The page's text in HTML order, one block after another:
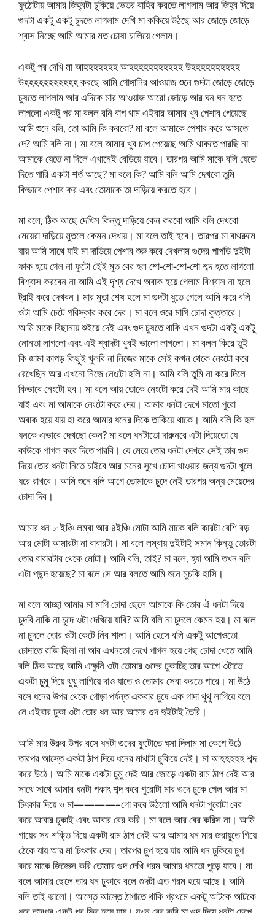
ফুঠোটায় আমার জিহ্বটা ঢুকিয়ে ভেতর বাহির করতে লাগলাম আর জিহ্ব দিয়ে
গুদটা একটু একটু চুদতে লাগলাম দেখি মা ককিয়ে উঠছে আর জোড়ে জোড়ে
শ্বাস নিচ্ছে আমি আমার মত চোষা চালিয়ে গেলাম।
একটু পর দেখি মা আহহহহহহহ আহহহহহহহহহহহ উহহহহহহহহহহ
উহহহহহহহহহহহ করছে আমি গোঙ্গানির আওয়াজ শুনে গুদটা জোড়ে জোড়ে
চুষতে লাগলাম আর এদিকে মার আওয়াজ আরো জোড়ে আর ঘন ঘন হতে
লাগলো একটু পর মা বলল রনি বাপ থাম এইবার আমার খুব পেশাব পেয়েছে
আমি শুনে বলি, তো আমি কি করবো? মা বলে আমাকে পেশাব করে আসতে
দে? আমি বলি না। মা বলে আমার খুব চাপ পেয়েছে আমি থাকতে পারছি না
আমাকে যেতে না দিলে এখানেই বেড়িয়ে যাবে। তারপর আমি মাকে বলি যেতে
দিতে পারি একটা শর্ত আছে? মা বলে কি? আমি বলি আমি দেখবো তুমি
কিভাবে পেশাব কর এবং তোমাকে তা দাড়িয়ে করতে হবে।
মা বলে, ঠিক আছে দেখিস কিন্তু দাড়িয়ে কেন করবো আমি বলি দেখবো
মেয়েরা দাড়িয়ে মুতলে কেমন দেখায়। মা বলে তাই হবে। তারপর মা বাথরুমে
যায় আমি সাথে যাই মা দাড়িয়ে পেশাব শুরু করে দেখলাম গুদের পাপড়ি দুইটা
ফাক হয়ে গেল না ফুটো ইেই মুত বের হল শো-শো-শো-শো শব্দ হতে লাগলো
বিশ্বাস করবেন না আমি এই দৃশ্য দেখে অবাক হয়ে গেলাম বিশ্বাস না হলে
ট্রাই করে দেখবন। মার মুতা শেষ হলে মা গুদটা ধুতে গেলে আমি করে বলি
ওটা আমি চেটে পরিস্কার করে দেব। মা বলে ওরে মাগি চোদা কুত্তারে।
আমি মাকে বিছানায় শুইয়ে দেই এবং গুদ চুষতে থাকি এখন গুদটা একটু একটু
নোনতা লাগলো এবং এই শ্বাদটা খুবই ভালো লাগলো। মা বলল কিরে তুই
কি জামা কাপড় কিছুই খুলবি না নিজের মাকে সেই কখন থেকে নেংটো করে
রেখেছিন আর এখনো নিজে নেংটো হলি না। আমি বলি তুমি না করে দিলে
কিভাবে নেংটো হব। মা বলে আয় তোকে নেংটো করে দেই আমি মার কাছে
যাই এবং মা আমাকে নেংটো করে দেয়। আমার ধনটা দেখে মাতো পুরো
অবাক হয়ে যায় হা করে আমার ধনের দিকে তাকিয়ে থাকে। আমি বলি কি হল
ধনকে এভাবে দেখছো কেন? মা বলে ধনটাতো দারুনরে এটা দিয়েতো যে
কাউকে পাগল করে দিতে পারবি। যে মেয়ে তোর ধনটা দেখবে সেই তার গুদ
দিয়ে তোর ধনটা নিতে চাইবে আর মনের সুখে চোদা খাওয়ার জন্য গুদটা খুলে
ধরে রাখবে। আমি শুনে বলি আগে তোমাকে চুদে নেই তারপর অন্য মেয়েদের
চোদা দিব।
আমার ধন ৮ ইঞ্চি লম্বা আর ৪ইঞ্চি মোটা আমি মাকে বলি কারটা বেশি বড়
আর মোটা আমারটা না বাবারটা। মা বলে লম্বায় দুইটাই সমান কিন্তু তোরটা
তোর বাবারটার থেকে মোটা। আমি বলি, তাই? মা বলে, হ্যা আমি তখন বলি
এটা পছন্দ হয়েছে? মা বলে সে আর বলতে আমি শুনে মুচকি হাসি।
মা বলে আচ্ছা আমার মা মাগি চোদা ছেলে আমাকে কি তোর ঐ ধনটা দিয়ে
চুদবি নাকি না চুদে ওটা দেখিয়ে যাবি? আমি বলি না চুদলে কেমন হয়। মা বলে
না চুদলে তোর ওটা কেটে নিব শালা। আমি হেসে বলি একটু আগেওতো
চোদাতে রাজি ছিলা না আর এখনতো দেখে পাগল হয়ে গেছ চোদা খেতে আমি
বলি ঠিক আছে আমি এক্ষুনি ওটা তোমার গুদের ঢুকাচ্ছি তার আগে ওটাতে
একটা চুমু দিয়ে থুথু লাগিয়ে দাও যাতে ও তোমার সেবা করতে পারে। মা উঠে
বসে ধনের উপর থেকে গোড়া পর্যন্ত একবার চুষে এক গাদা থুথু লাগিয়ে বলে
নে এইবার ঢুকা ওটা তোর ধন আর আমার গুদ দুইটাই তৈরি।
আমি মার উরুর উপর বসে ধনটা গুদের ফুটোতে ঘসা দিলাম মা কেপে উঠে
তারপর আস্তে একটা ঠাপ দিয়ে ধনের মাথাটা ঢুকিয়ে দেই। মা আহহহহহ শব্দ
করে উঠে। আমি মাকে একটা চুমু দেই আর জোড়ে একটা রাম ঠাপ দেই আর
সাথে সাথে আমার ধনটা পকাৎ শব্দ করে পুরোটা মার গুদে ঢুকে গেল আর মা
চিৎকার দিয়ে ও মা————–গো করে উঠলো আমি ধনটা পুরোটা বের
করে আবার ঢুকাই এবং আবার বের করি। মা বলে আর বের করিস না। আমি
গায়ের সব শক্তি দিয়ে একটা রাম ঠাপ দেই আর আমার ধন মার জরায়ুতে গিয়ে
ঠেকে যায় আর মা চিৎকার দেয়। তারপর চুপ হয়ে যায় আমি ধন ঢুকিয়ে চুপ
করে মাকে জিজ্ঞেস করি তোমার গুদ দেখি গরম আমার ধনতো পুড়ে যাবে। মা
বলে আমার ছেলে তার ধন ঢুকাবে বলে গুদটা এত গরম হয়ে আছে। আমি
বলি তাই ভালো। আস্তে আস্তে ঠাপাতে থাকি প্রথমে একটু আটকে আটকে